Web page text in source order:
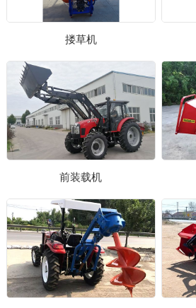
搂草机
前装载机